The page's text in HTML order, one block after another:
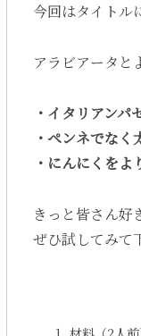
今回はタイトル
アラビアータと
・イタリアンパ
・ペンネでな
・にんにくをよ
きっと皆さん好
ぜひ試してみて